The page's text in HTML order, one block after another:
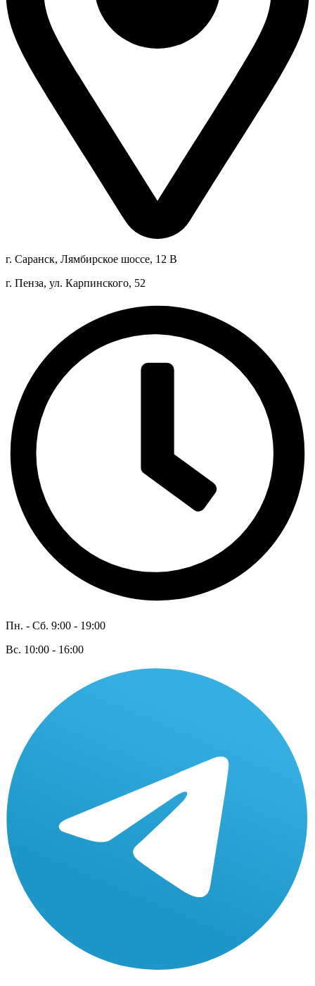
г. Саранск, Лямбирское шоссе, 12 В
г. Пенза, ул. Карпинского, 52
Пн. - Сб. 9:00 - 19:00
Вс. 10:00 - 16:00